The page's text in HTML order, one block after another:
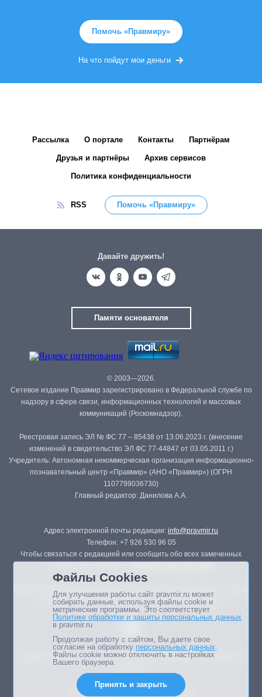
Помочь «Правмиру»
На что пойдут мои деньги
Рассылка О портале Контакты Партнёрам
Друзья и партнёры Архив сервисов
Политика конфиденциальности
RSS Помочь «Правмиру»
Давайте дружить!
Памяти основателя
© 2003—2026.
Сетевое издание Правмир зарегистрировано в Федеральной службе по
надзору в сфере связи, информационных технологий и массовых
коммуникаций (Роскомнадзор).
Реестровая запись ЭЛ № ФС 77 – 85438 от 13.06.2023 г. (внесение
изменений в свидетельство ЭЛ ФС 77-44847 от 03.05.2011 г.)
Учредитель: Автономная некоммерческая организация информационно-
познавательный центр «Правмир» (АНО «Правмир») (ОГРН
1107799036730)
Главный редактор: Данилова А.А.
Адрес электронной почты редакции: info@pravmir.ru
Телефон: +7 926 530 96 05
Чтобы связаться с редакцией или сообщить обо всех замеченных
Републикация материалов сайта в печатных изданиях (книгах, прессе)
возможна только с письменного разрешения редакции.
Мнение авторов статей портала может не совпадать с позицией
Дизайн сайта -
Файлы Cookies
Для улучшения работы сайт pravmir.ru может
собирать данные, используя файлы cookie и
метрические программы. Это соответствует
Политике обработки и защиты персональных данных
в pravmir.ru
Продолжая работу с сайтом, Вы даете свое
согласие на обработку персональных данных.
Файлы cookie можно отключить в настройках
Вашего браузера.
Принять и закрыть